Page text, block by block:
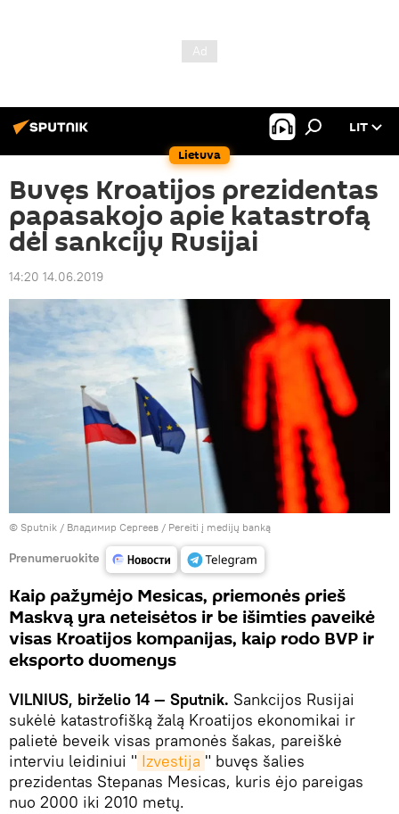
Lietuva
LIT
Buvęs Kroatijos prezidentas
papasakojo apie katastrofą
dėl sankcijų Rusijai
14:20 14.06.2019
© Sputnik / Владимир Сергеев / Pereiti į medijų banką
Prenumeruokite
Kaip pažymėjo Mesicas, priemonės prieš
Maskvą yra neteisėtos ir be išimties paveikė
visas Kroatijos kompanijas, kaip rodo BVP ir
eksporto duomenys
VILNIUS, birželio 14 — Sputnik. Sankcijos Rusijai
sukėlė katastrofišką žalą Kroatijos ekonomikai ir
palietė beveik visas pramonės šakas, pareiškė
interviu leidiniui " Izvestija " buvęs šalies
prezidentas Stepanas Mesicas, kuris ėjo pareigas
nuo 2000 iki 2010 metų.